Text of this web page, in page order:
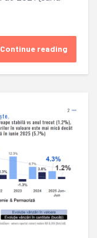
Continue reading